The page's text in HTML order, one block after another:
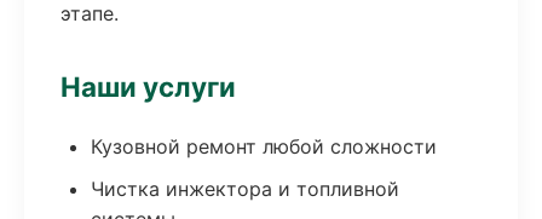
этапе.
Наши услуги
Кузовной ремонт любой сложности
Чистка инжектора и топливной